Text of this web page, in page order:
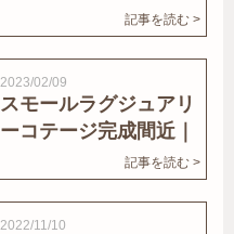
記事を読む >
2023/02/09
スモールラグジュアリ
ーコテージ完成間近｜
記事を読む >
2022/11/10